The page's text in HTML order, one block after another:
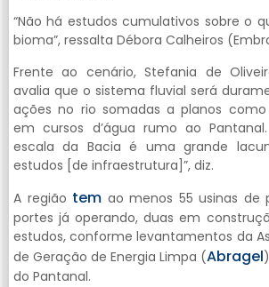
“Não há estudos cumulativos sobre o
bioma”, ressalta Débora Calheiros
Frente ao cenário, Stefania de
avalia que o sistema fluvial será
ações no rio somadas a planos como
em cursos d’água rumo ao Pantanal.
escala da Bacia é uma grande
estudos [de infraestrutura]”, diz.
A região tem ao menos 55 usinas de
portes já operando, duas em
estudos, conforme levantamentos da
de Geração de Energia Limpa (Abragel
do Pantanal.